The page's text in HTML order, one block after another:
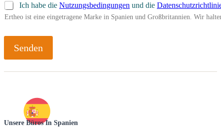
Ich habe die Nutzungsbedingungen und die
Ertheo ist eine eingetragene Marke in Spanien und Großbritannien. Wir
Senden
Unsere Büros In Spanien